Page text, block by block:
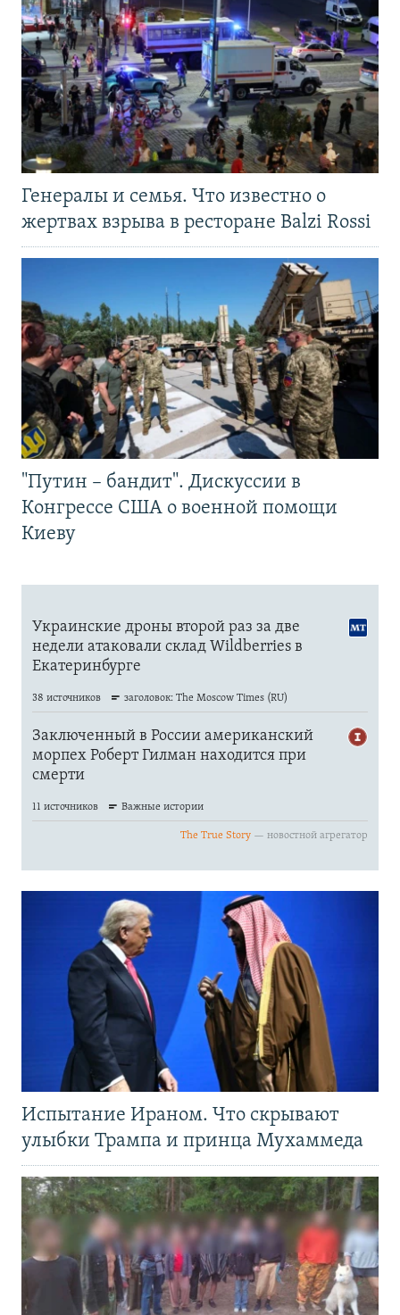
Генералы и семья. Что известно о
жертвах взрыва в ресторане Balzi Rossi
"Путин – бандит". Дискуссии в
Конгрессе США о военной помощи
Киеву
Испытание Ираном. Что скрывают
улыбки Трампа и принца Мухаммеда